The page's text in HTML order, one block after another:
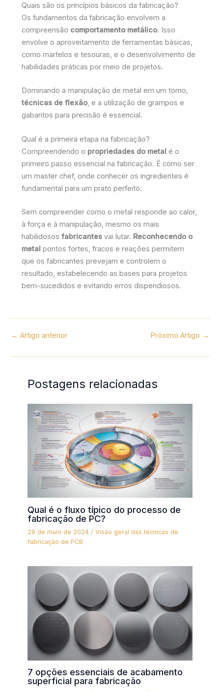
Quais são os princípios básicos da fabricação?
Os fundamentos da fabricação envolvem a
compreensão comportamento metálico. Isso
envolve o aproveitamento de ferramentas básicas,
como martelos e tesouras, e o desenvolvimento de
habilidades práticas por meio de projetos.
Dominando a manipulação de metal em um torno,
técnicas de flexão, e a utilização de grampos e
gabaritos para precisão é essencial.
Qual é a primeira etapa na fabricação?
Compreendendo o propriedades do metal é o
primeiro passo essencial na fabricação. É como ser
um master chef, onde conhecer os ingredientes é
fundamental para um prato perfeito.
Sem compreender como o metal responde ao calor,
à força e à manipulação, mesmo os mais
habilidosos fabricantes vai lutar. Reconhecendo o
metal pontos fortes, fracos e reações permitem
que os fabricantes prevejam e controlem o
resultado, estabelecendo as bases para projetos
bem-sucedidos e evitando erros dispendiosos.
← Artigo anterior Próximo Artigo →
Postagens relacionadas
Qual é o fluxo típico do processo de
fabricação de PC?
29 de maio de 2024 /Visão geral das técnicas de
fabricação de PCB
7 opções essenciais de acabamento
superficial para fabricação